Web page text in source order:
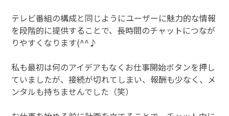
テレビ番組の構成と同じようにユーザーに魅力的な情報
を段階的に提供することで、長時間のチャットにつなが
りやすくなります(^^♪
私も最初は何のアイデアもなくお仕事開始ボタンを押し
ていましたが、接続が切れてしまい、報酬も少なく、メ
ンタルも持ちませんでした（笑）